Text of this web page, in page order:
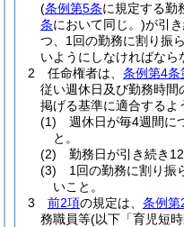
(条例第5条に規定する勤
条において同じ。)が引
つ、1回の勤務に割り振
いようにしなければなら
2
任命権者は、 条例第4条
従い週休日及び勤務時間
掲げる基準に適合するよ
(1)
週休日が毎4週間に
と。
(2)
勤務日が引き続き
(3)
1回の勤務に割り振
いこと。
3
前2項の規定は、 条例第
務職員等(以下「育児短